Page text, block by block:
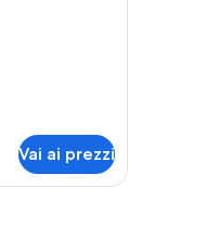
Vai ai prezzi